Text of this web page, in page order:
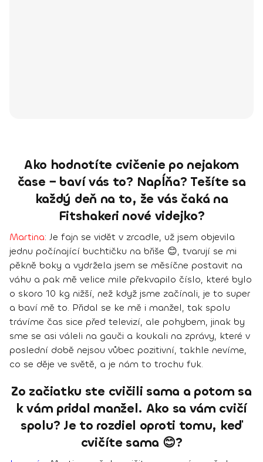
Ako hodnotíte cvičenie po nejakom
čase − baví vás to? Napĺňa? Tešíte sa
každý deň na to, že vás čaká na
Fitshakeri nové videjko?
Martina: Je fajn se vidět v zrcadle, už jsem objevila
jednu počínající buchtičku na břiše 😊, tvarují se mi
pěkně boky a vydržela jsem se měsíčne postavit na
váhu a pak mě velice mile překvapilo číslo, které bylo
o skoro 10 kg nižší, než když jsme začínali, je to super
a baví mě to. Přidal se ke mě i manžel, tak spolu
trávíme čas sice před televizí, ale pohybem, jinak by
sme se asi váleli na gauči a koukali na zprávy, které v
poslední době nejsou vůbec pozitivní, takhle nevíme,
co se děje ve světě, a je nám to trochu fuk.
Zo začiatku ste cvičili sama a potom sa
k vám pridal manžel. Ako sa vám cvičí
spolu? Je to rozdiel oproti tomu, keď
cvičíte sama 😊?